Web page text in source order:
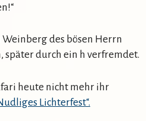
Weinberg des bösen Herrn
später durch ein h verfremdet.
heute nicht mehr ihr
Lichterfest“.